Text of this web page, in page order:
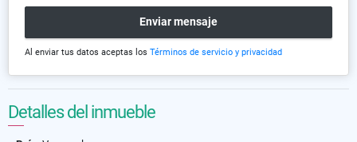
Enviar mensaje
Al enviar tus datos aceptas los Términos de servicio y privacidad
Detalles del inmueble